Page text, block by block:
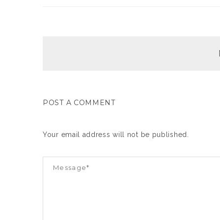
POST A COMMENT
Your email address will not be published.